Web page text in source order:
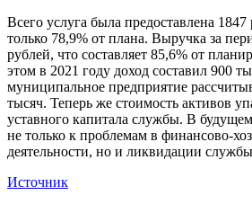
Всего услуга была предоставлена 1847
только 78,9% от плана. Выручка за
рублей, что составляет 85,6% от
этом в 2021 году доход составил 900
муниципальное предприятие
тысяч. Теперь же стоимость активов
уставного капитала службы. В
не только к проблемам в финансово-
деятельности, но и ликвидации
Источник